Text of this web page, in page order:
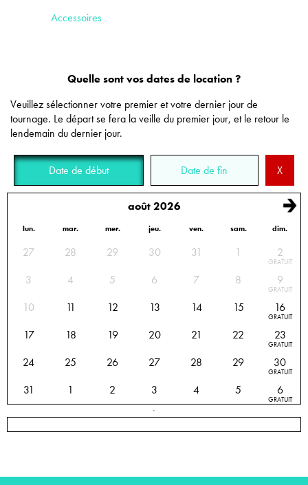
Accessoires
Quelle sont vos dates de location ?
Veuillez sélectionner votre premier et votre dernier jour de
tournage. Le départ se fera la veille du premier jour, et le retour le
lendemain du dernier jour.
Date de début Date de fin X
août 2026
lun. mar. mer. jeu. ven. sam. dim.
27 28 29 30 31 1 2
GRATUIT
3 4 5 6 7 8 9
GRATUIT
10 11 12 13 14 15 16
GRATUIT
17 18 19 20 21 22 23
GRATUIT
24 25 26 27 28 29 30
GRATUIT
31 1 2 3 4 5 6
GRATUIT